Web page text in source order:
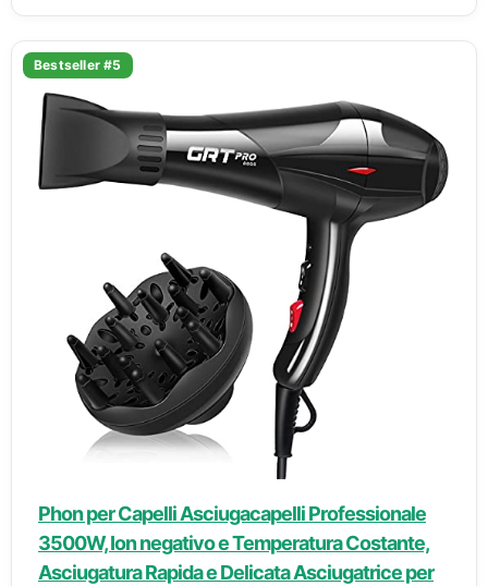
Bestseller #5
Phon per Capelli Asciugacapelli Professionale
3500W, Ion negativo e Temperatura Costante,
Asciugatura Rapida e Delicata Asciugatrice per